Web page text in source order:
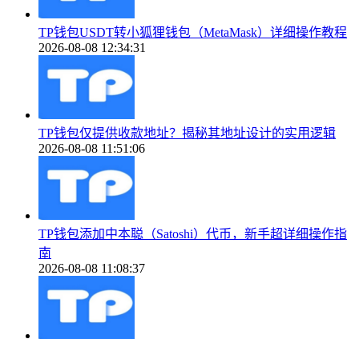
TP钱包USDT转小狐狸钱包（MetaMask）详细操作教程
2026-08-08 12:34:31
TP钱包仅提供收款地址？揭秘其地址设计的实用逻辑
2026-08-08 11:51:06
TP钱包添加中本聪（Satoshi）代币，新手超详细操作指
南
2026-08-08 11:08:37